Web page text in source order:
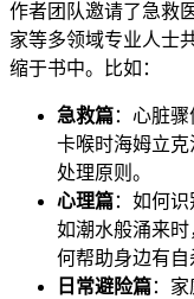
作者团队邀请了急救
家等多领域专业人士
缩于书中。比如：
急救篇：心脏
卡喉时海姆立
处理原则。
心理篇：如何
如潮水般涌来
何帮助身边有自
日常避险篇：